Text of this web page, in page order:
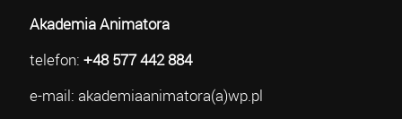
Akademia Animatora
telefon: +48 577 442 884
e-mail: akademiaanimatora(a)wp.pl